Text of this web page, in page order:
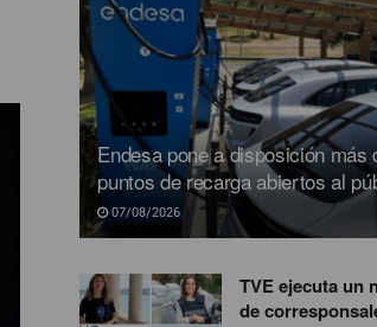
Endesa pone a disposición más
puntos de recarga abiertos al
07/08/2026
TVE ejecuta un
de